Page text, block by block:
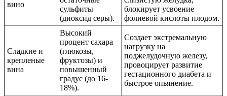
вино
сульфиты
(диоксид серы).
блокирует усвоение
фолиевой кислоты плодом.
Сладкие и
крепленые
вина
Высокий
процент сахара
(глюкозы,
фруктозы) и
повышенный
градус (до 16-
18%).
Создает экстремальную
нагрузку на
поджелудочную железу,
провоцирует развитие
гестационного диабета и
быстрое опьянение.